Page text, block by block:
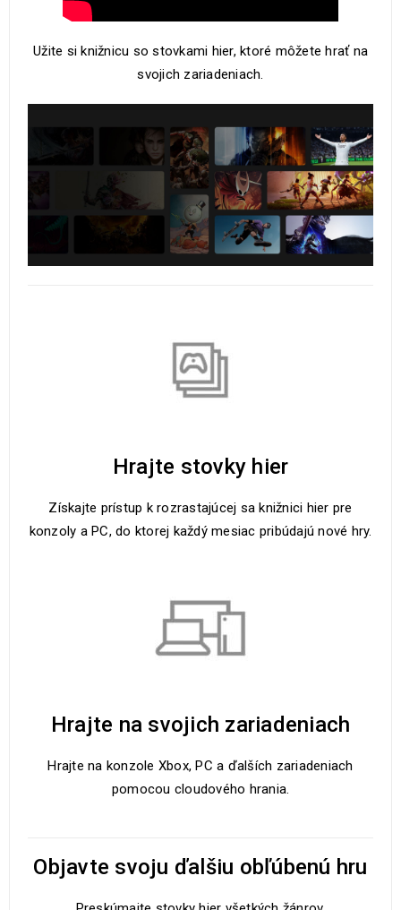
Užite si knižnicu so stovkami hier, ktoré môžete hrať na
svojich zariadeniach.
Hrajte stovky hier
Získajte prístup k rozrastajúcej sa knižnici hier pre
konzoly a PC, do ktorej každý mesiac pribúdajú nové hry.
Hrajte na svojich zariadeniach
Hrajte na konzole Xbox, PC a ďalších zariadeniach
pomocou cloudového hrania.
Objavte svoju ďalšiu obľúbenú hru